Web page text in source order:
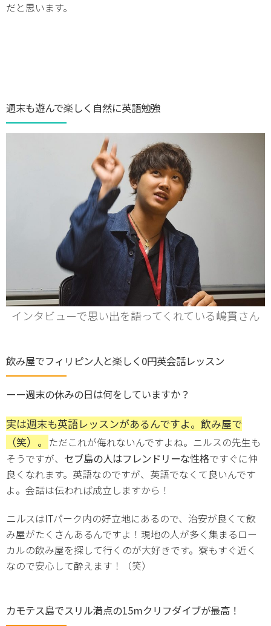
だと思います。
週末も遊んで楽しく自然に英語勉強
インタビューで思い出を語ってくれている嶋貫さん
飲み屋でフィリピン人と楽しく0円英会話レッスン
ーー週末の休みの日は何をしていますか？
実は週末も英語レッスンがあるんですよ。飲み屋で
（笑）。
ただこれが侮れないんですよね。ニルスの先生も
そうですが、 セブ島の人はフレンドリーな性格ですぐに仲
良くなれます。英語なのですが、英語でなくて良いんです
よ。会話は伝われば成立しますから！
ニルスはITパーク内の好立地にあるので、治安が良くて飲
み屋がたくさんあるんですよ！現地の人が多く集まるロー
カルの飲み屋を探して行くのが大好きです。寮もすぐ近く
なので安心して酔えます！（笑）
カモテス島でスリル満点の15mクリフダイブが最高！